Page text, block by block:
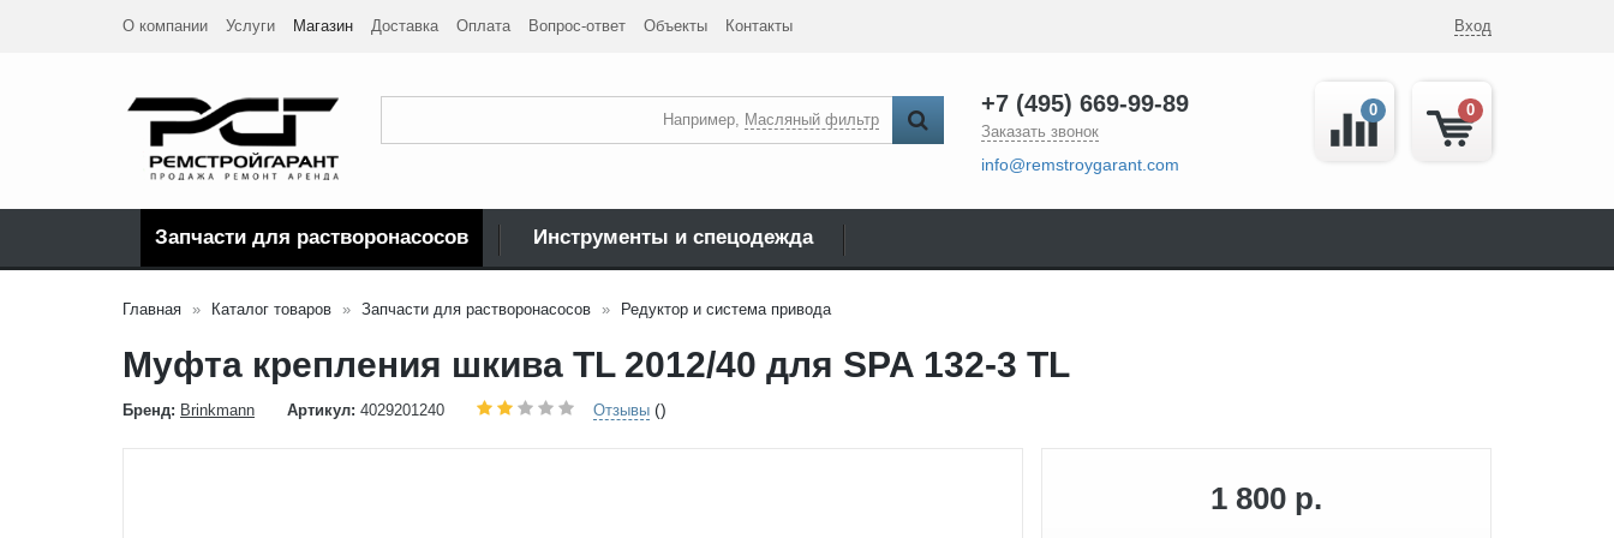
О компании Услуги Магазин Доставка Оплата Вопрос-ответ Объекты Контакты Вход
Например, Масляный фильтр
+7 (495) 669-99-89
Заказать звонок
info@remstroygarant.com
0
0
Запчасти для растворонасосов Инструменты и спецодежда
Главная Каталог товаров Запчасти для растворонасосов Редуктор и система привода
Муфта крепления шкива TL 2012/40 для SPA 132-3 TL
Бренд: Brinkmann Артикул: 4029201240 Отзывы ()
1 800 р.